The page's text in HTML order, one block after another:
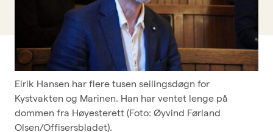
Typer medlemskap
Kurskalender
Innmeldingsskjema
Kontakt oss
Eirik Hansen har flere tusen seilingsdøgn for
Kystvakten og Marinen. Han har ventet lenge på
dommen fra Høyesterett (Foto: Øyvind Førland
Olsen/Offisersbladet).